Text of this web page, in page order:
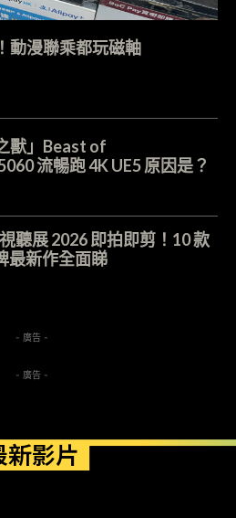
動漫聯乘都玩磁軸
獸」Beast of
流暢跑 4K UE5 原因是？
聽展 2026 即拍即剪！10 款
最新作全面睇
- 廣告 -
- 廣告 -
新影片